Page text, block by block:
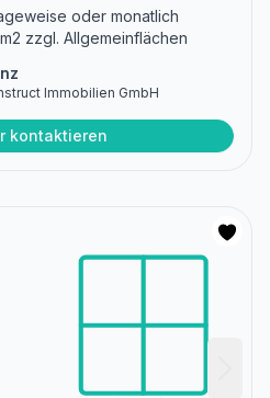
oder monatlich
zzgl. Allgemeinflächen
Immobilien GmbH
kontaktieren